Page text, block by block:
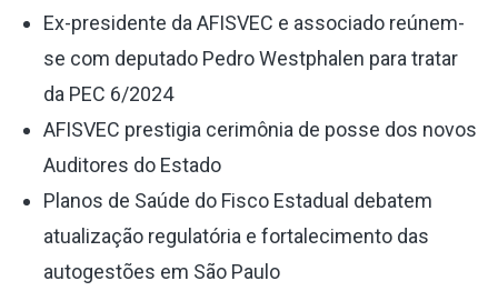
Ex-presidente da AFISVEC e associado reúnem-
se com deputado Pedro Westphalen para tratar
da PEC 6/2024
AFISVEC prestigia cerimônia de posse dos novos
Auditores do Estado
Planos de Saúde do Fisco Estadual debatem
atualização regulatória e fortalecimento das
autogestões em São Paulo